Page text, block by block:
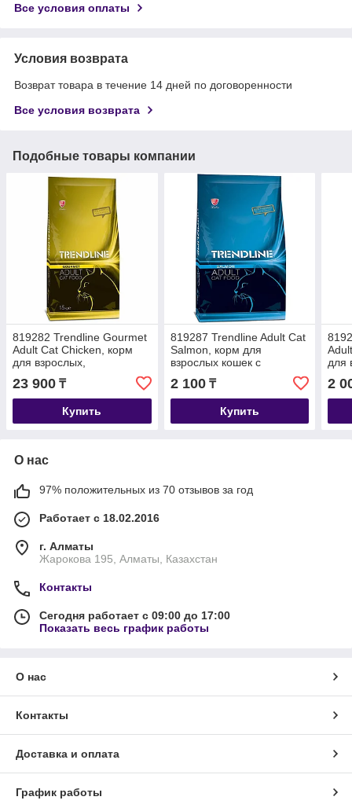
Все условия оплаты
Условия возврата
Возврат товара в течение 14 дней по договоренности
Все условия возврата
Подобные товары компании
819282 Trendline Gourmet
Adult Cat Chicken, корм
для взрослых,
привередливых кошек с
курицей, уп.15кг.
23 900 ₸
Купить
819287 Trendline Adult Cat
Salmon, корм для
взрослых кошек с
лососем, уп.1 кг.
2 100₸
Купить
для
2
О нас
97% положительных из 70 отзывов за год
Работает с 18.02.2016
г. Алматы
Жарокова 195, Алматы, Казахстан
Контакты
Сегодня работает с 09:00 до 17:00
Показать весь график работы
О нас
Контакты
Доставка и оплата
График работы